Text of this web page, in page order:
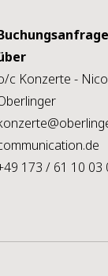
c Konzerte -
173 / 61 10 03